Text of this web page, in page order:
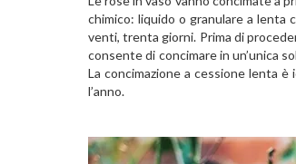
chimico: liquido o granulare a lenta
venti, trenta giorni. Prima di
consente di concimare in un’unica
La concimazione a cessione lenta
l’anno.